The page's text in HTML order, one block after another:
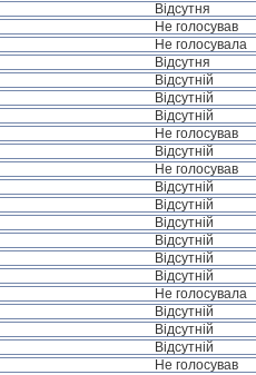
Відсутня
Не голосував
Не голосувала
Відсутня
Відсутній
Відсутній
Відсутній
Не голосував
Відсутній
Не голосував
Відсутній
Відсутній
Відсутній
Відсутній
Відсутній
Відсутній
Не голосувала
Відсутній
Відсутній
Відсутній
Не голосував